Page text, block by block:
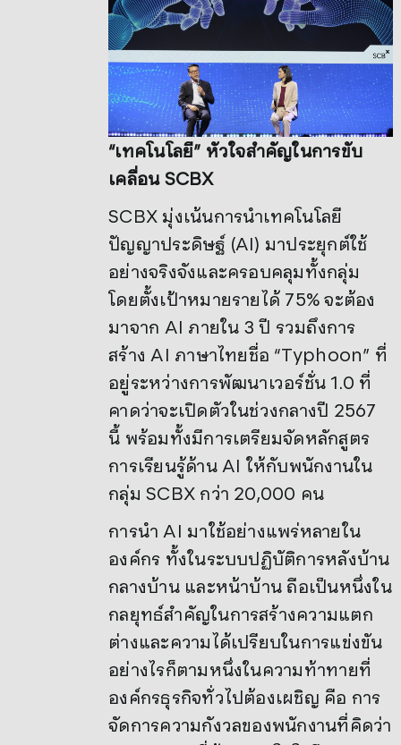
“เทคโนโลยี” หัวใจสำคัญในการขับ
เคลื่อน SCBX
SCBX มุ่งเน้นการนำเทคโนโลยี
ปัญญาประดิษฐ์ (AI) มาประยุกต์ใช้
อย่างจริงจังและครอบคลุมทั้งกลุ่ม
โดยตั้งเป้าหมายรายได้ 75% จะต้อง
มาจาก AI ภายใน 3 ปี รวมถึงการ
สร้าง AI ภาษาไทยชื่อ “Typhoon” ที่
อยู่ระหว่างการพัฒนาเวอร์ชั่น 1.0 ที่
คาดว่าจะเปิดตัวในช่วงกลางปี 2567
นี้ พร้อมทั้งมีการเตรียมจัดหลักสูตร
การเรียนรู้ด้าน AI ให้กับพนักงานใน
กลุ่ม SCBX กว่า 20,000 คน
การนำ AI มาใช้อย่างแพร่หลายใน
องค์กร ทั้งในระบบปฏิบัติการหลังบ้าน
กลางบ้าน และหน้าบ้าน ถือเป็นหนึ่งใน
กลยุทธ์สำคัญในการสร้างความแตก
ต่างและความได้เปรียบในการแข่งขัน
อย่างไรก็ตามหนึ่งในความท้าทายที่
องค์กรธุรกิจทั่วไปต้องเผชิญ คือ การ
จัดการความกังวลของพนักงานที่คิดว่า